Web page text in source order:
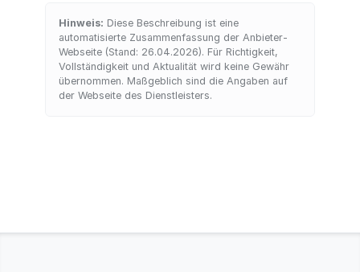
Hinweis: Diese Beschreibung ist eine
automatisierte Zusammenfassung der Anbieter-
Webseite (Stand: 26.04.2026). Für Richtigkeit,
Vollständigkeit und Aktualität wird keine Gewähr
übernommen. Maßgeblich sind die Angaben auf
der Webseite des Dienstleisters.